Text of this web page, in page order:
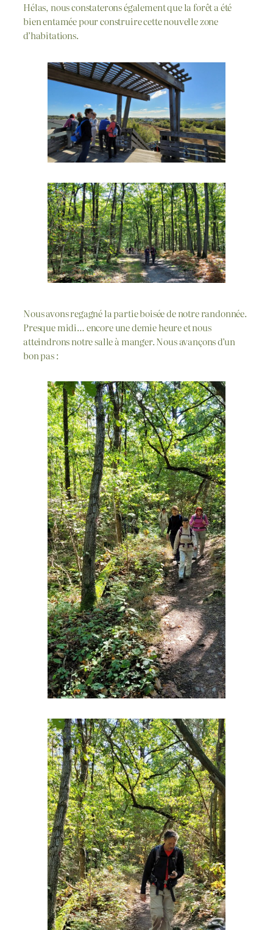
Hélas, nous constaterons également que la forêt a été
bien entamée pour construire cette nouvelle zone
d’habitations.
Nous avons regagné la partie boisée de notre randonnée.
Presque midi… encore une demie heure et nous
atteindrons notre salle à manger. Nous avançons d’un
bon pas :